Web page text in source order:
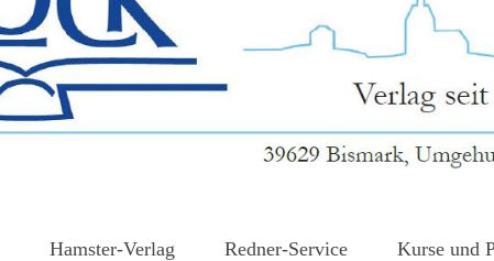
Hamster-Verlag Redner-Service Kurse und